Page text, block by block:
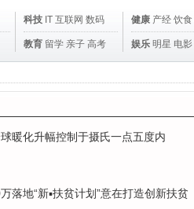
科技 IT 互联网 数码
教育 留学 亲子 高考
健康 产经 饮食
娱乐 明星 电影
暖化升幅控制于摄氏一点五度内
落地“新▪扶贫计划”意在打造创新扶贫